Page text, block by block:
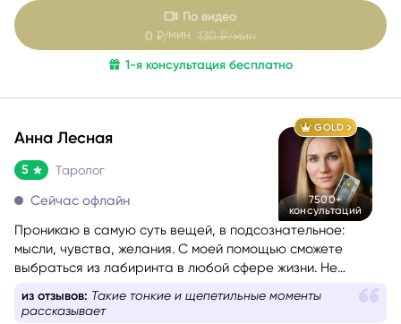
По видео
0 ₽/мин 130 ₽/мин
1-я консультация бесплатно
GOLD
7500+
консультаций
Анна Лесная
5 Таролог
Сейчас офлайн
Проникаю в самую суть вещей, в подсознательное:
мысли, чувства, желания. С моей помощью сможете
выбраться из лабиринта в любой сфере жизни. Не
формулировкой. На консультации со мной вы найдёте
из отзывов: Такие тонкие и щепетильные моменты
рассказывает